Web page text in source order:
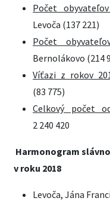
Počet
Levoča (137 221)
Počet
Bernolákovo (214
Víťazi z rokov
(83 775)
Celkový počet
2 240 420
Harmonogram
v roku 2018
Levoča, Jána